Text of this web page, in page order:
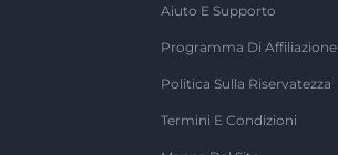
Aiuto E Supporto
Programma Di Affiliazione
Politica Sulla Riservatezza
Termini E Condizioni